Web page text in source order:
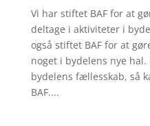
Vi har stiftet BAF for at
deltage i aktiviteter i
også stiftet BAF for at
noget i bydelens nye
bydelens fællesskab, så
BAF....